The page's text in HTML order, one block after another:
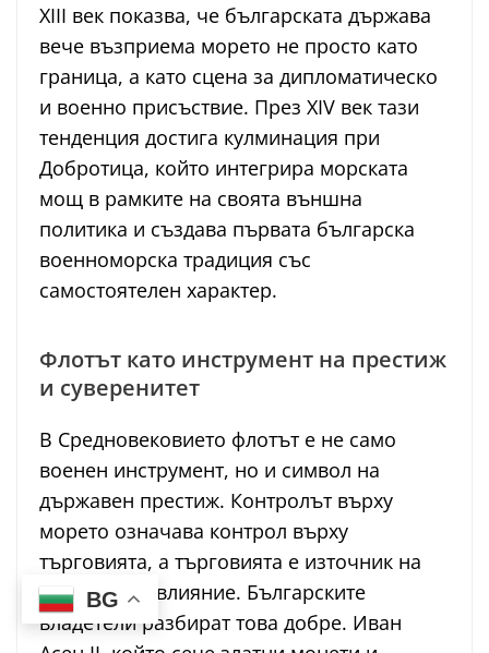
XIII век показва, че българската държава
вече възприема морето не просто като
граница, а като сцена за дипломатическо
и военно присъствие. През XIV век тази
тенденция достига кулминация при
Добротица, който интегрира морската
мощ в рамките на своята външна
политика и създава първата българска
военноморска традиция със
самостоятелен характер.
Флотът като инструмент на престиж
и суверенитет
В Средновековието флотът е не само
военен инструмент, но и символ на
държавен престиж. Контролът върху
морето означава контрол върху
търговията, а търговията е източник на
богатство и влияние. Българските
владетели разбират това добре. Иван
BG